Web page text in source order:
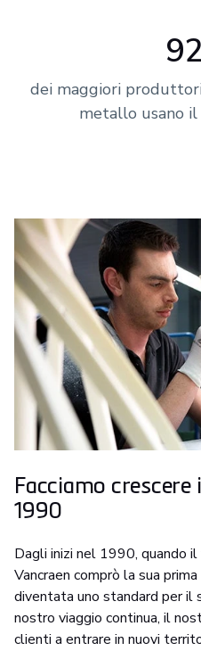
dei maggiori
metallo usano
Facciamo
1990
Dagli inizi nel 1990, quando
Vancraen comprò la sua
diventata uno standard per il
nostro viaggio continua, il
clienti a entrare in nuovi